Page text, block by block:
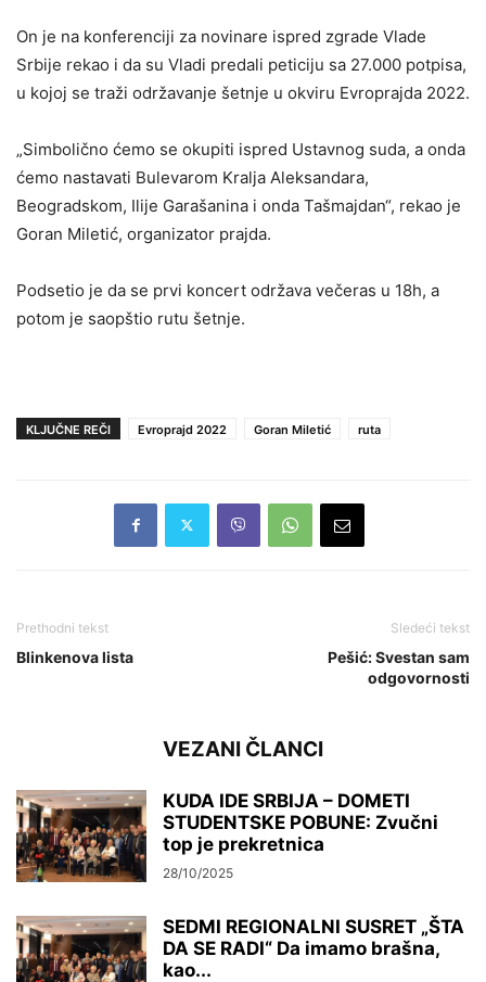
On je na konferenciji za novinare ispred zgrade Vlade
Srbije rekao i da su Vladi predali peticiju sa 27.000 potpisa,
u kojoj se traži održavanje šetnje u okviru Evroprajda 2022.
„Simbolično ćemo se okupiti ispred Ustavnog suda, a onda
ćemo nastavati Bulevarom Kralja Aleksandara,
Beogradskom, Ilije Garašanina i onda Tašmajdan“, rekao je
Goran Miletić, organizator prajda.
Podsetio je da se prvi koncert održava večeras u 18h, a
potom je saopštio rutu šetnje.
KLJUČNE REČI Evroprajd 2022 Goran Miletić ruta
Prethodni tekst
Blinkenova lista
Sledeći tekst
Pešić: Svestan sam
odgovornosti
VEZANI ČLANCI
KUDA IDE SRBIJA – DOMETI
STUDENTSKE POBUNE: Zvučni
top je prekretnica
28/10/2025
SEDMI REGIONALNI SUSRET „ŠTA
DA SE RADI“ Da imamo brašna,
kao...